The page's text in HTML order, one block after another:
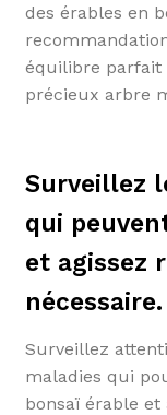
des érables en
équilibre parfait
précieux arbre
Surveillez
qui
et agissez
nécessaire.
Surveillez
maladies qui
bonsaï érable